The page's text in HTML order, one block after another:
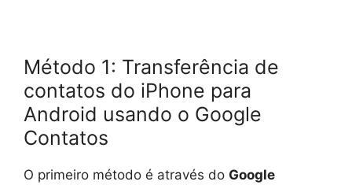
Método 1: Transferência de
contatos do iPhone para
Android usando o Google
Contatos
O primeiro método é através do Google